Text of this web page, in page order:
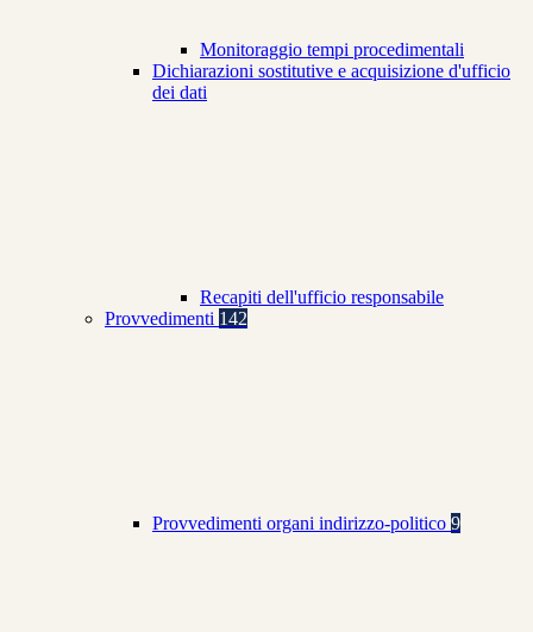
Monitoraggio tempi procedimentali
Dichiarazioni sostitutive e acquisizione d'ufficio
dei dati
Recapiti dell'ufficio responsabile
Provvedimenti 142
Provvedimenti organi indirizzo-politico 9